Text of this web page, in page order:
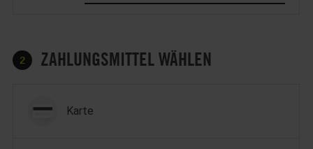
2 ZAHLUNGSMITTEL WÄHLEN
Karte